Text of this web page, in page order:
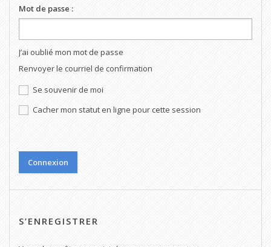
Mot de passe :
J’ai oublié mon mot de passe
Renvoyer le courriel de confirmation
Se souvenir de moi
Cacher mon statut en ligne pour cette session
S’ENREGISTRER